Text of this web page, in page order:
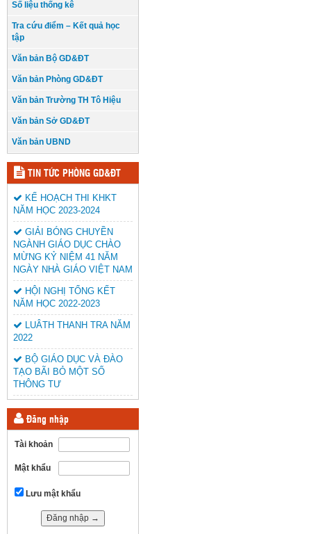
Số liệu thống kê
Tra cứu điểm – Kết quả học
tập
Văn bản Bộ GD&ĐT
Văn bản Phòng GD&ĐT
Văn bản Trường TH Tô Hiệu
Văn bản Sở GD&ĐT
Văn bản UBND
TIN TỨC PHÒNG GD&ĐT
KẾ HOẠCH THI KHKT
NĂM HỌC 2023-2024
GIẢI BÓNG CHUYỀN
NGÀNH GIÁO DỤC CHÀO
MỪNG KỶ NIỆM 41 NĂM
NGÀY NHÀ GIÁO VIỆT NAM
HỘI NGHỊ TỔNG KẾT
NĂM HỌC 2022-2023
LUÂTH THANH TRA NĂM
2022
BỘ GIÁO DỤC VÀ ĐÀO
TẠO BÃI BỎ MỘT SỐ
THÔNG TƯ
Đăng nhập
Tài khoản
Mật khẩu
Lưu mật khẩu